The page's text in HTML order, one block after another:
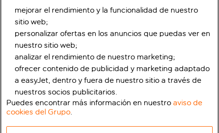
mejorar el rendimiento y la funcionalidad de nuestro
sitio web;
personalizar ofertas en los anuncios que puedas ver en
nuestro sitio web;
analizar el rendimiento de nuestro marketing;
ofrecer contenido de publicidad y marketing adaptado
a easyJet, dentro y fuera de nuestro sitio a través de
nuestros socios publicitarios.
Puedes encontrar más información en nuestroaviso de
cookies del Grupo.